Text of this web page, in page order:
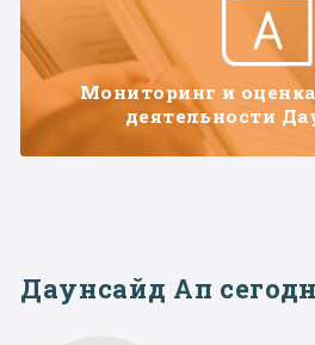
Мониторинг и оценка
деятельности
Даунсайд Ап